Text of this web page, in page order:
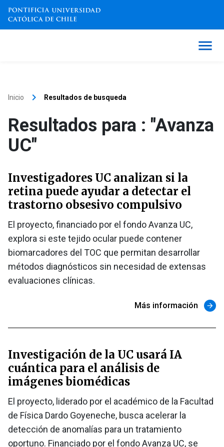
Inicio keyboard_arrow_right Resultados de busqueda
Resultados para : "Avanza
UC"
Investigadores UC analizan si la
retina puede ayudar a detectar el
trastorno obsesivo compulsivo
El proyecto, financiado por el fondo Avanza UC,
explora si este tejido ocular puede contener
biomarcadores del TOC que permitan desarrollar
métodos diagnósticos sin necesidad de extensas
evaluaciones clínicas.
Más información arrow_forward
Investigación de la UC usará IA
cuántica para el análisis de
imágenes biomédicas
El proyecto, liderado por el académico de la Facultad
de Física Dardo Goyeneche, busca acelerar la
detección de anomalías para un tratamiento
oportuno. Financiado por el fondo Avanza UC, se